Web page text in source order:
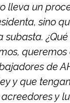
lleva un
sino
subasta.
de
y que
y